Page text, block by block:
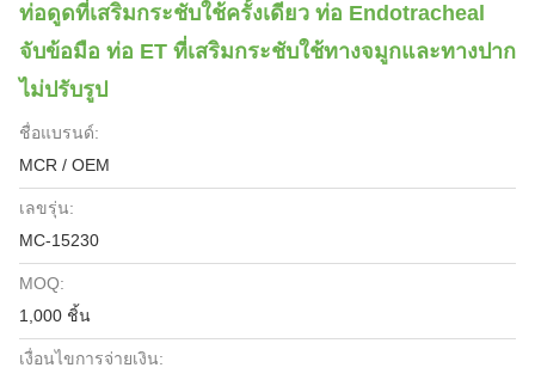
ท่อดูดที่เสริมกระชับใช้ครั้งเดียว ท่อ Endotracheal
จับข้อมือ ท่อ ET ที่เสริมกระชับใช้ทางจมูกและทางปาก
ไม่ปรับรูป
ชื่อแบรนด์:
MCR / OEM
เลขรุ่น:
MC-15230
MOQ:
1,000 ชิ้น
เงื่อนไขการจ่ายเงิน: